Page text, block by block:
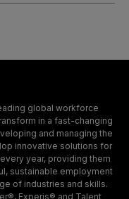
global workforce
in a fast-changing
and managing the
innovative solutions for
year, providing them
sustainable employment
of industries and skills.
Experis® and Talent